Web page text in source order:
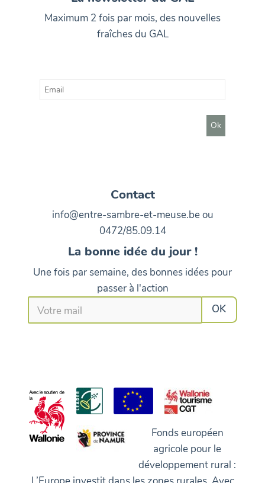
Maximum 2 fois par mois, des nouvelles
fraîches du GAL
Contact
info@entre-sambre-et-meuse.be ou
0472/85.09.14
La bonne idée du jour !
Une fois par semaine, des bonnes idées pour
passer à l'action
Fonds européen
agricole pour le
développement rural :